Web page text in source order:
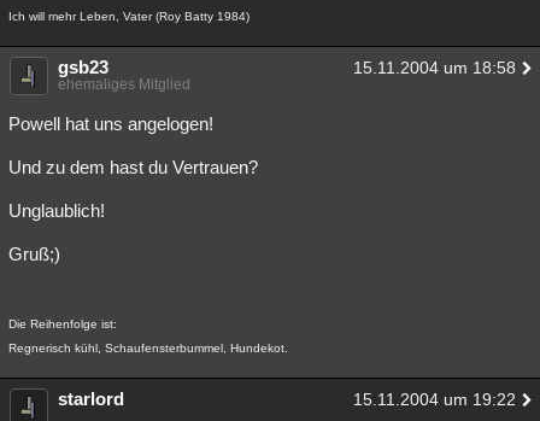
Ich will mehr Leben, Vater (Roy Batty 1984)
gsb23 15.11.2004 um 18:58
ehemaliges Mitglied
Powell hat uns angelogen!
Und zu dem hast du Vertrauen?
Unglaublich!
Gruß;)
Die Reihenfolge ist:
Regnerisch kühl, Schaufensterbummel, Hundekot.
starlord 15.11.2004 um 19:22